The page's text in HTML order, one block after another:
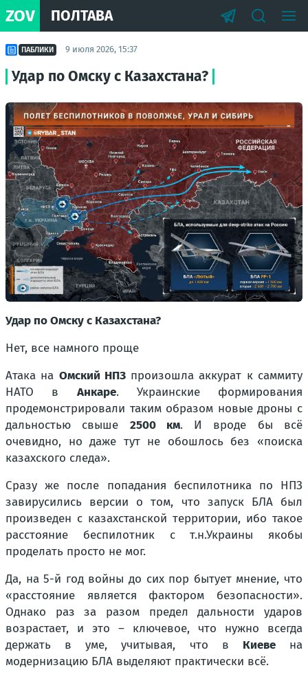
ZOV ПОЛТАВА
ПАБЛИКИ 9 июля 2026, 15:37
Удар по Омску с Казахстана?
Удар по Омску с Казахстана?
Нет, все намного проще
Атака на Омский НПЗ произошла аккурат к саммиту
НАТО в Анкаре. Украинские формирования
продемонстрировали таким образом новые дроны с
дальностью свыше 2500 км. И вроде бы всё
очевидно, но даже тут не обошлось без «поиска
казахского следа».
Сразу же после попадания беспилотника по НПЗ
завирусились версии о том, что запуск БЛА был
произведен с казахстанской территории, ибо такое
расстояние беспилотник с т.н.Украины якобы
проделать просто не мог.
Да, на 5-й год войны до сих пор бытует мнение, что
«расстояние является фактором безопасности».
Однако раз за разом предел дальности ударов
возрастает, и это – ключевое, что нужно всегда
держать в уме, учитывая, что в Киевена
модернизацию БЛА выделяют практически всё.